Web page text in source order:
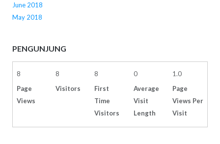
June 2018
May 2018
PENGUNJUNG
8
Page
Views
8
Visitors
8
First
Time
Visitors
0
Average
Visit
Length
1.0
Page
Views Per
Visit